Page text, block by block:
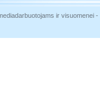
ir visuomenei